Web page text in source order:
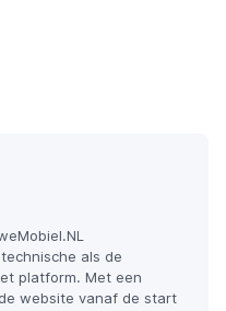
als de
platform. Met een
website vanaf de start